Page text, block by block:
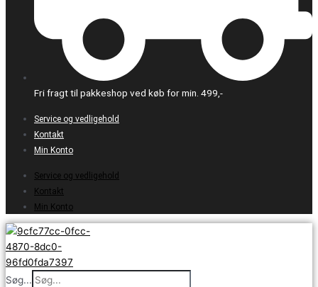
Fri fragt til pakkeshop ved køb for min. 499,-
Service og vedligehold
Kontakt
Min Konto
Service og vedligehold
Kontakt
Min Konto
Søg...